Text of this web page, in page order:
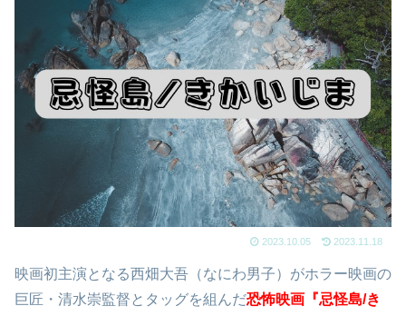
2023.10.05 2023.11.18
映画初主演となる西畑大吾（なにわ男子）がホラー映画の
巨匠・清水崇監督とタッグを組んだ恐怖映画 『忌怪島/き